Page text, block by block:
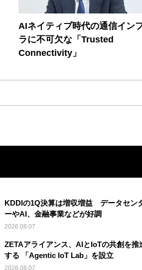
AIネイティブ時代の通信イン
ラに不可欠な「Trusted
Connectivity」
KDDIの1Q決算は増収増益 データセン
ーやAI、金融事業などが好調
2026.08.07
ZETAアライアンス、AIとIoTの共創を推
する 「Agentic IoT Lab」を設立
2026.08.07